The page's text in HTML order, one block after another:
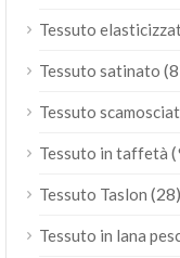
Tessuto
Tessuto satinato
Tessuto
Tessuto in taffetà
Tessuto Taslon (28)
Tessuto in lana